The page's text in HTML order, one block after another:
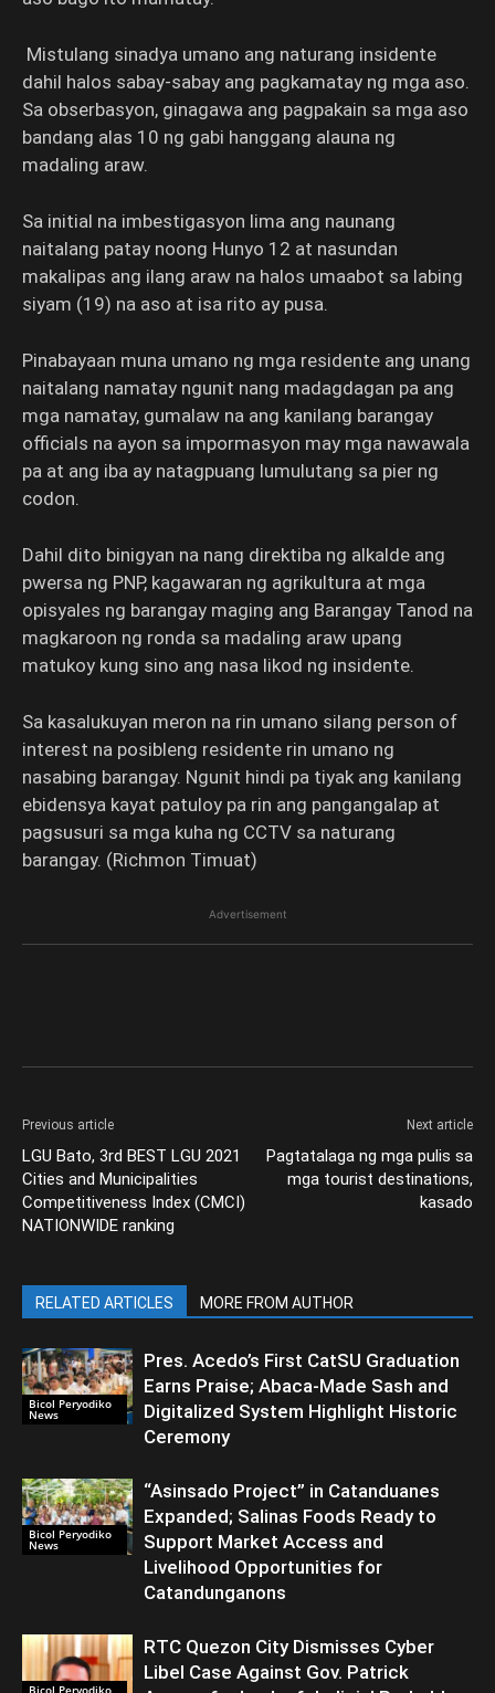
Mistulang sinadya umano ang naturang insidente
dahil halos sabay-sabay ang pagkamatay ng mga aso.
Sa obserbasyon, ginagawa ang pagpakain sa mga aso
bandang alas 10 ng gabi hanggang alauna ng
madaling araw.
Sa initial na imbestigasyon lima ang naunang
naitalang patay noong Hunyo 12 at nasundan
makalipas ang ilang araw na halos umaabot sa labing
siyam (19) na aso at isa rito ay pusa.
Pinabayaan muna umano ng mga residente ang unang
naitalang namatay ngunit nang madagdagan pa ang
mga namatay, gumalaw na ang kanilang barangay
officials na ayon sa impormasyon may mga nawawala
pa at ang iba ay natagpuang lumulutang sa pier ng
codon.
Dahil dito binigyan na nang direktiba ng alkalde ang
pwersa ng PNP, kagawaran ng agrikultura at mga
opisyales ng barangay maging ang Barangay Tanod na
magkaroon ng ronda sa madaling araw upang
matukoy kung sino ang nasa likod ng insidente.
Sa kasalukuyan meron na rin umano silang person of
interest na posibleng residente rin umano ng
nasabing barangay. Ngunit hindi pa tiyak ang kanilang
ebidensya kayat patuloy pa rin ang pangangalap at
pagsusuri sa mga kuha ng CCTV sa naturang
barangay. (Richmon Timuat)
Advertisement
Previous article
LGU Bato, 3rd BEST LGU 2021
Cities and Municipalities
Competitiveness Index (CMCI)
NATIONWIDE ranking
Next article
Pagtatalaga ng mga pulis sa
mga tourist destinations,
kasado
RELATED ARTICLES MORE FROM AUTHOR
Bicol Peryodiko
News
Pres. Acedo’s First CatSU Graduation
Earns Praise; Abaca-Made Sash and
Digitalized System Highlight Historic
Ceremony
Bicol Peryodiko
News
“Asinsado Project” in Catanduanes
Expanded; Salinas Foods Ready to
Support Market Access and
Livelihood Opportunities for
Catandunganons
Bicol Peryodiko
RTC Quezon City Dismisses Cyber
Libel Case Against Gov. Patrick